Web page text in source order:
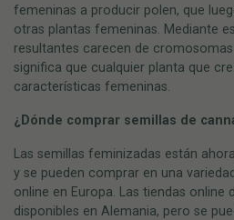
femeninas a producir polen, que
otras plantas femeninas. Mediante
resultantes carecen de
significa que cualquier planta que
características femeninas.
¿Dónde comprar semillas de
Las semillas feminizadas están
y se pueden comprar en una
online en Europa. Las tiendas online
disponibles en Alemania, pero se